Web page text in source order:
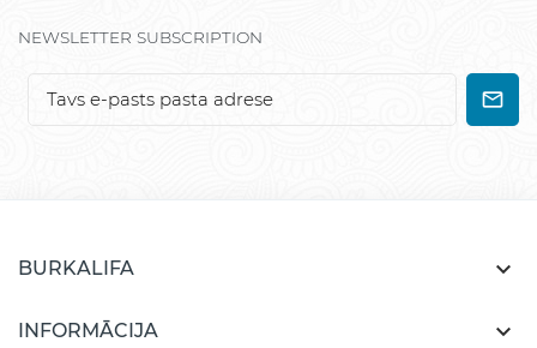
NEWSLETTER SUBSCRIPTION
BURKALIFA 
INFORMĀCIJA 